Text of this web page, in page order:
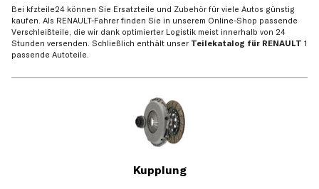
Bei kfzteile24 können Sie Ersatzteile und Zubehör für viele Autos günstig
kaufen. Als RENAULT-Fahrer finden Sie in unserem Online-Shop passende
Verschleißteile, die wir dank optimierter Logistik meist innerhalb von 24
Stunden versenden. Schließlich enthält unser Teilekatalog für RENAULT 1
passende Autoteile.
Kupplung